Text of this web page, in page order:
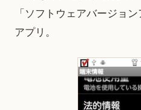
「ソフトウェアバージョ
アプリ。